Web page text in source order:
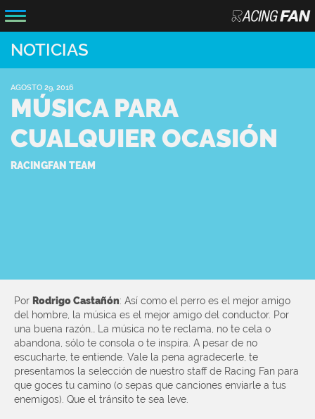
NOTICIAS
AGOSTO 29, 2016
MÚSICA PARA
CUALQUIER OCASIÓN
RACINGFAN TEAM
Por Rodrigo Castañón: Así como el perro es el mejor amigo
del hombre, la música es el mejor amigo del conductor. Por
una buena razón… La música no te reclama, no te cela o
abandona, sólo te consola o te inspira. A pesar de no
escucharte, te entiende. Vale la pena agradecerle, te
presentamos la selección de nuestro staff de Racing Fan para
que goces tu camino (o sepas que canciones enviarle a tus
enemigos). Que el tránsito te sea leve.